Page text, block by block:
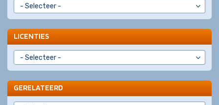
LICENTIES
GERELATEERD